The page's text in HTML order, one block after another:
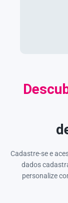
Cadastre-se e
dados
personalize